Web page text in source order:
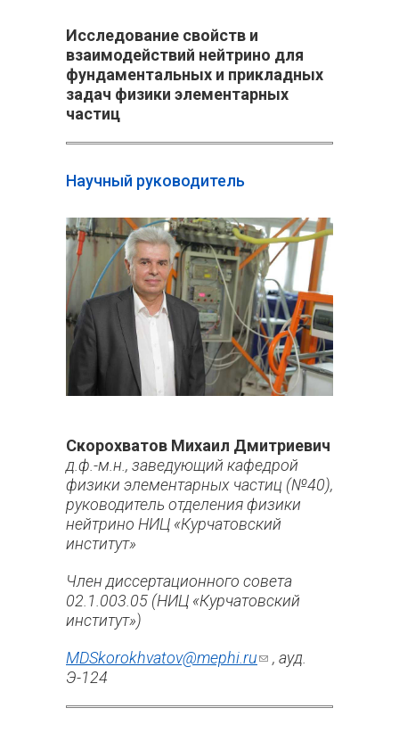
Исследование свойств и
взаимодействий нейтрино для
фундаментальных и прикладных
задач физики элементарных
частиц
Научный руководитель
Скорохватов Михаил Дмитриевич
д.ф.-м.н., заведующий кафедрой
физики элементарных частиц (№40),
руководитель отделения физики
нейтрино НИЦ «Курчатовский
институт»
Член диссертационного совета
02.1.003.05 (НИЦ «Курчатовский
институт»)
MDSkorokhvatov@mephi.ru(ссылка
, ауд.
Э-124